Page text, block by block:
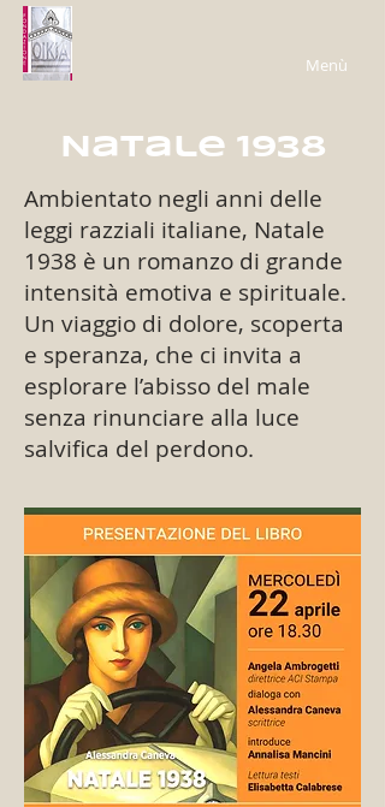
Menù
Natale 1938
Ambientato negli anni delle
leggi razziali italiane, Natale
1938 è un romanzo di grande
intensità emotiva e spirituale.
Un viaggio di dolore, scoperta
e speranza, che ci invita a
esplorare l’abisso del male
senza rinunciare alla luce
salvifica del perdono.